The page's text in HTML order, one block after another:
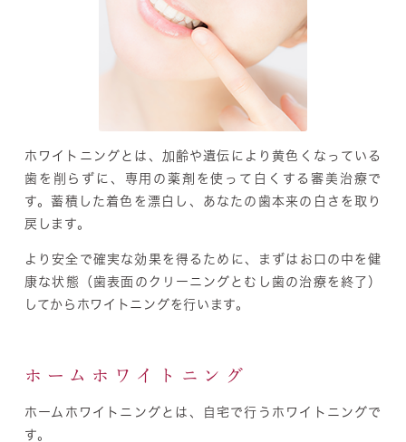
ホワイトニングとは、加齢や遺伝により黄色くなっている
歯を削らずに、専用の薬剤を使って白くする審美治療で
す。蓄積した着色を漂白し、あなたの歯本来の白さを取り
戻します。
より安全で確実な効果を得るために、まずはお口の中を健
康な状態（歯表面のクリーニングとむし歯の治療を終了）
してからホワイトニングを行います。
ホームホワイトニング
ホームホワイトニングとは、自宅で行うホワイトニングで
す。